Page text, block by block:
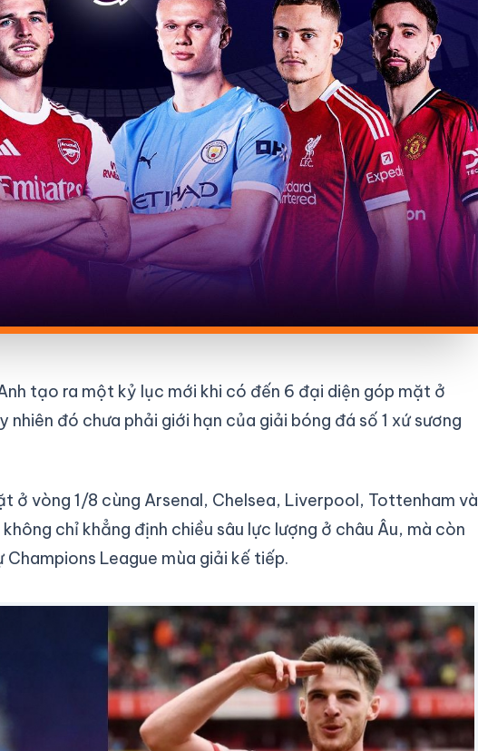
tạo ra một kỷ lục mới khi có đến 6 đại diện góp mặt ở
đó chưa phải giới hạn của giải bóng đá số 1 xứ sương
ở vòng 1/8 cùng Arsenal, Chelsea, Liverpool, Tottenham và
chỉ khẳng định chiều sâu lực lượng ở châu Âu, mà còn
League mùa giải kế tiếp.